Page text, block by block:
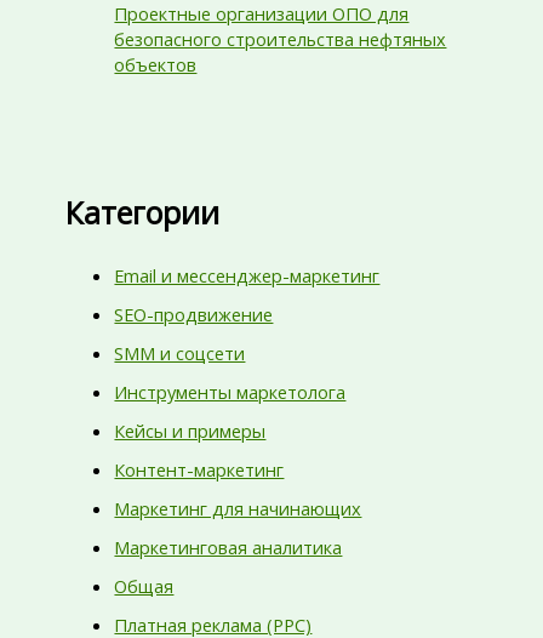
Проектные организации ОПО для
безопасного строительства нефтяных
объектов
Категории
Email и мессенджер-маркетинг
SEO-продвижение
SMM и соцсети
Инструменты маркетолога
Кейсы и примеры
Контент-маркетинг
Маркетинг для начинающих
Маркетинговая аналитика
Общая
Платная реклама (PPC)